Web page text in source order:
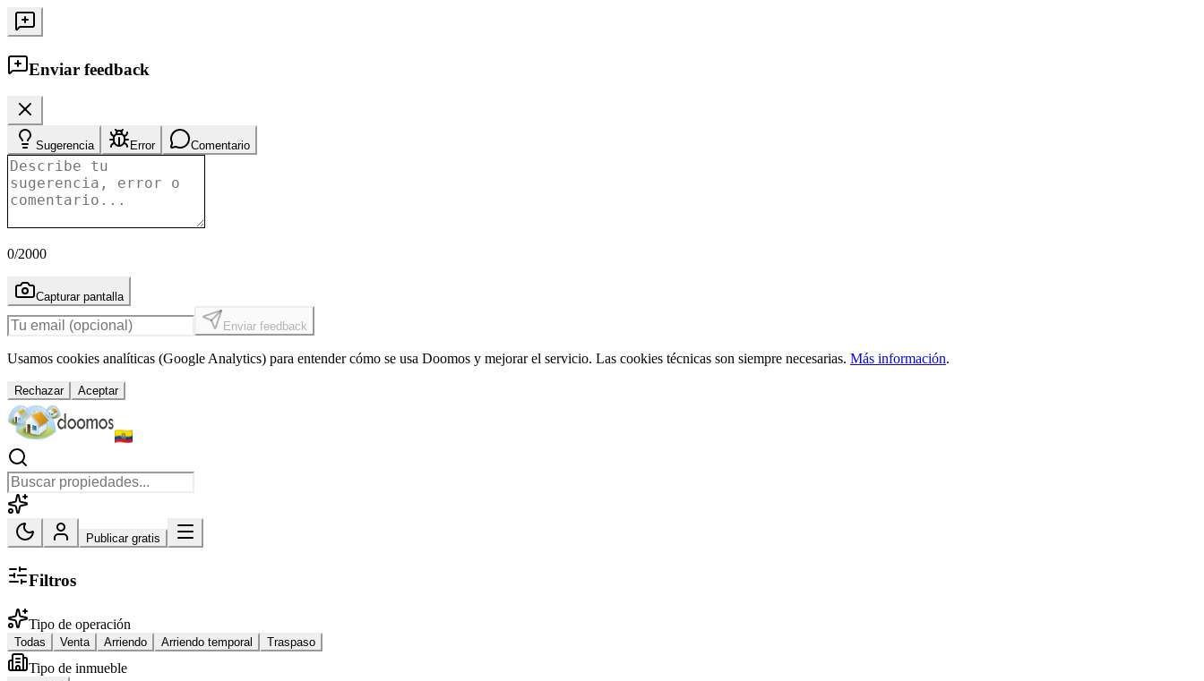
Enviar feedback
Sugerencia Error Comentario
0/2000
Capturar pantalla
Enviar feedback
Usamos cookies analíticas (Google Analytics) para entender cómo se usa Doomos y mejorar el servicio. Las cookies técnicas son siempre necesarias. Más información.
Rechazar Aceptar
Publicar gratis
Filtros
Tipo de operación
Todas Venta Arriendo Arriendo temporal Traspaso
Tipo de inmueble